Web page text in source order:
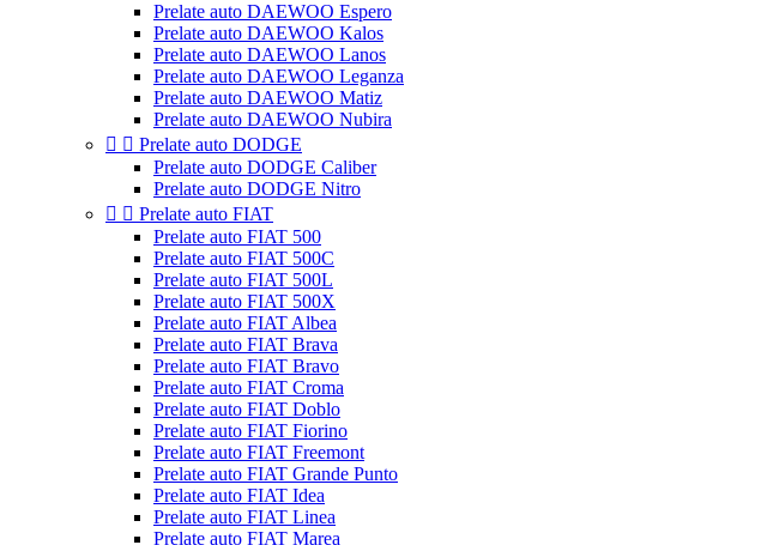
Prelate auto DAEWOO Espero
Prelate auto DAEWOO Kalos
Prelate auto DAEWOO Lanos
Prelate auto DAEWOO Leganza
Prelate auto DAEWOO Matiz
Prelate auto DAEWOO Nubira
  Prelate auto DODGE
Prelate auto DODGE Caliber
Prelate auto DODGE Nitro
  Prelate auto FIAT
Prelate auto FIAT 500
Prelate auto FIAT 500C
Prelate auto FIAT 500L
Prelate auto FIAT 500X
Prelate auto FIAT Albea
Prelate auto FIAT Brava
Prelate auto FIAT Bravo
Prelate auto FIAT Croma
Prelate auto FIAT Doblo
Prelate auto FIAT Fiorino
Prelate auto FIAT Freemont
Prelate auto FIAT Grande Punto
Prelate auto FIAT Idea
Prelate auto FIAT Linea
Prelate auto FIAT Marea